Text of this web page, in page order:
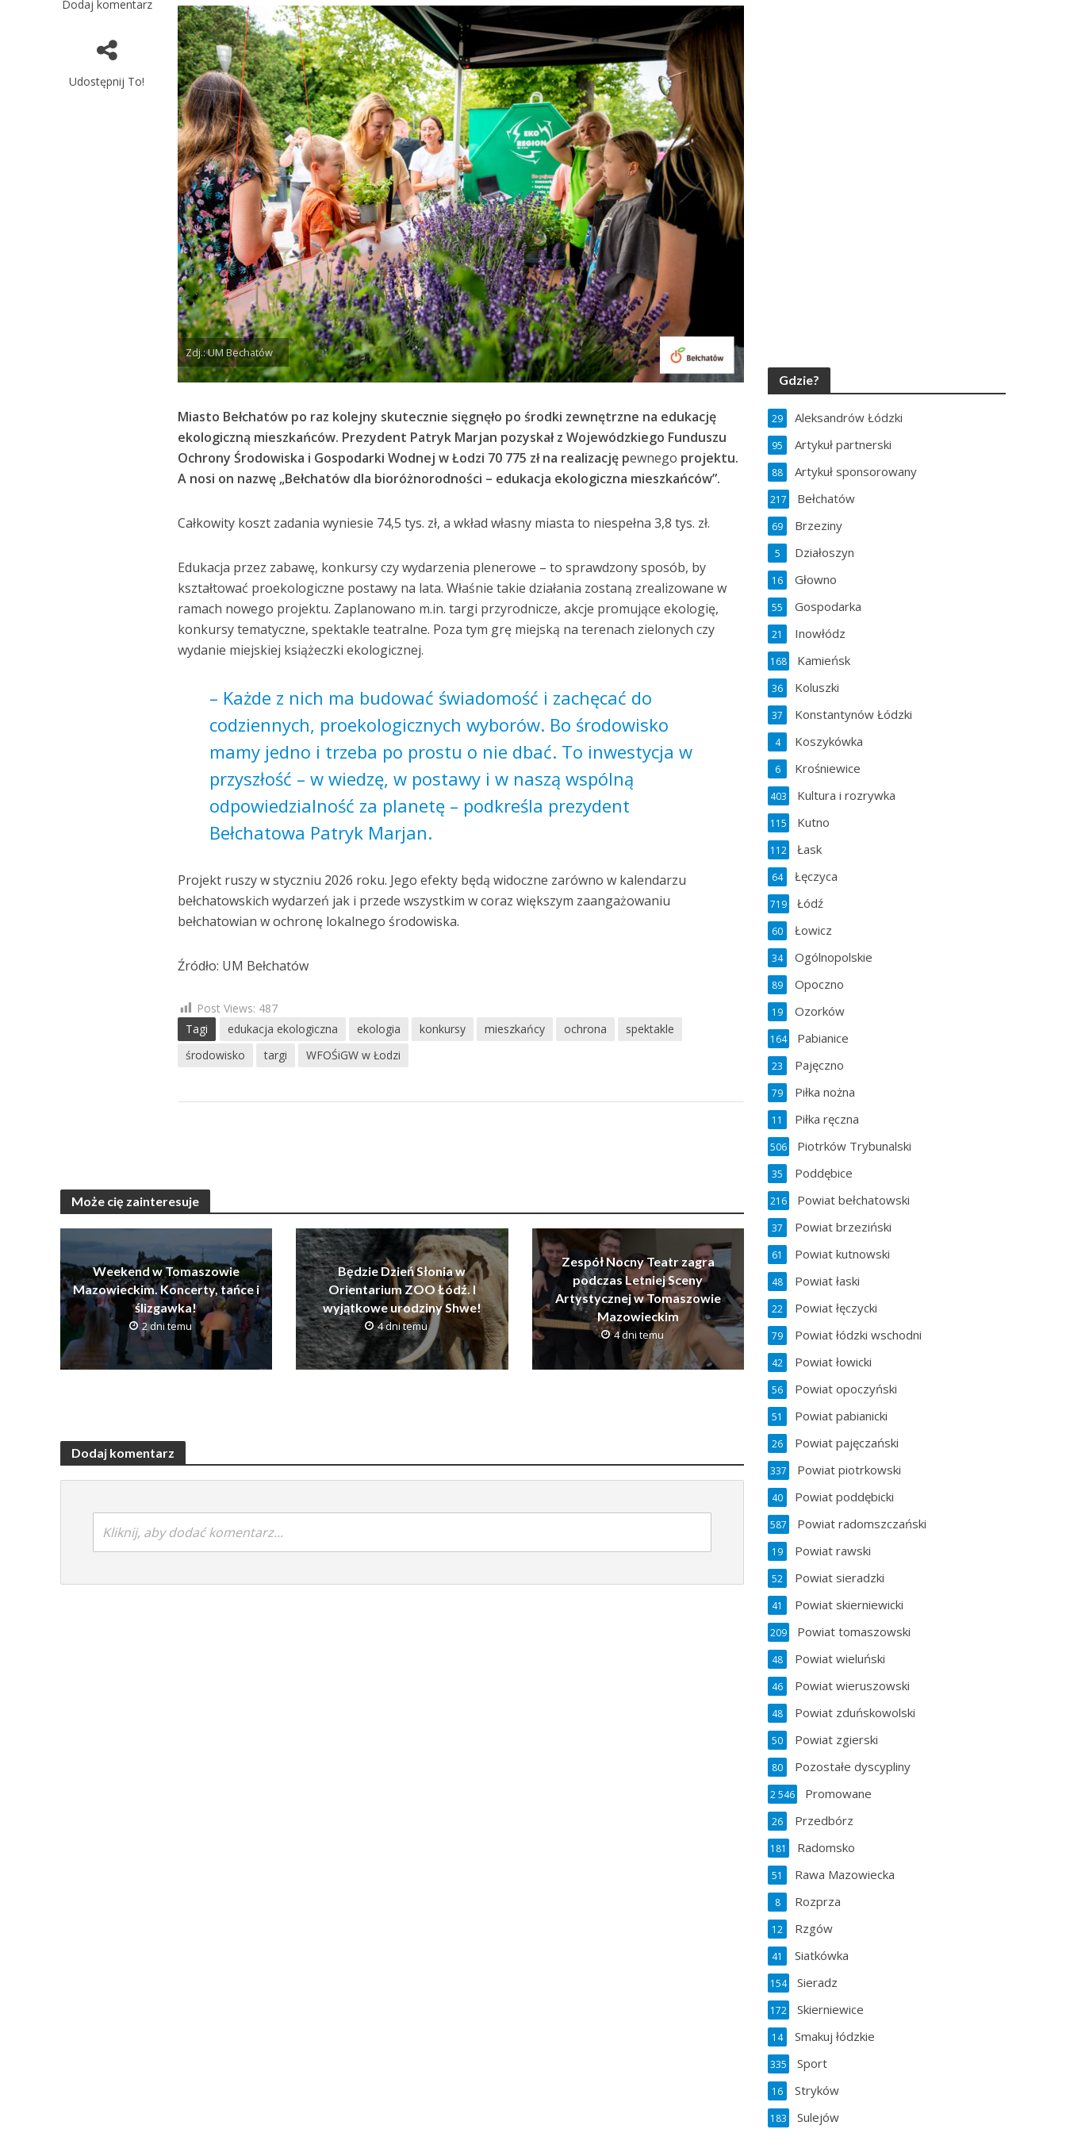
Dodaj komentarz
Udostępnij To!
Zdj.: UM Bechatów
Miasto Bełchatów po raz kolejny skutecznie sięgnęło po środki zewnętrzne na edukację
ekologiczną mieszkańców. Prezydent Patryk Marjan pozyskał z Wojewódzkiego Funduszu
Ochrony Środowiska i Gospodarki Wodnej w Łodzi 70 775 zł na realizację pewnego projektu.
A nosi on nazwę „Bełchatów dla bioróżnorodności – edukacja ekologiczna mieszkańców”.
Całkowity koszt zadania wyniesie 74,5 tys. zł, a wkład własny miasta to niespełna 3,8 tys. zł.
Edukacja przez zabawę, konkursy czy wydarzenia plenerowe – to sprawdzony sposób, by
kształtować proekologiczne postawy na lata. Właśnie takie działania zostaną zrealizowane w
ramach nowego projektu. Zaplanowano m.in. targi przyrodnicze, akcje promujące ekologię,
konkursy tematyczne, spektakle teatralne. Poza tym grę miejską na terenach zielonych czy
wydanie miejskiej książeczki ekologicznej.
– Każde z nich ma budować świadomość i zachęcać do
codziennych, proekologicznych wyborów. Bo środowisko
mamy jedno i trzeba po prostu o nie dbać. To inwestycja w
przyszłość – w wiedzę, w postawy i w naszą wspólną
odpowiedzialność za planetę – podkreśla prezydent
Bełchatowa Patryk Marjan.
Projekt ruszy w styczniu 2026 roku. Jego efekty będą widoczne zarówno w kalendarzu
bełchatowskich wydarzeń jak i przede wszystkim w coraz większym zaangażowaniu
bełchatowian w ochronę lokalnego środowiska.
Źródło: UM Bełchatów
Post Views: 487
Tagi
edukacja ekologiczna ekologia konkursy mieszkańcy ochrona
spektakle
środowisko
targi WFOŚiGW w Łodzi
Może cię zainteresuje
Weekend w Tomaszowie
Mazowieckim. Koncerty, tańce i
ślizgawka!
2 dni temu
Będzie Dzień Słonia w
Orientarium ZOO Łódź. I
wyjątkowe urodziny Shwe!
4 dni temu
Zespół Nocny Teatr zagra
podczas Letniej Sceny
Artystycznej w Tomaszowie
Mazowieckim
4 dni temu
Dodaj komentarz
Kliknij, aby dodać komentarz...
Gdzie?
Aleksandrów Łódzki
29
Artykuł partnerski
95
Artykuł sponsorowany
88
Bełchatów
217
Brzeziny
69
Działoszyn
5
Głowno
16
Gospodarka
55
Inowłódz
21
Kamieńsk
168
Koluszki
36
Konstantynów Łódzki
37
Koszykówka
4
Krośniewice
6
Kultura i rozrywka
403
Kutno
115
Łask
112
Łęczyca
64
Łódź
719
Łowicz
60
Ogólnopolskie
34
Opoczno
89
Ozorków
19
Pabianice
164
Pajęczno
23
Piłka nożna
79
Piłka ręczna
11
Piotrków Trybunalski
506
Poddębice
35
Powiat bełchatowski
216
Powiat brzeziński
37
Powiat kutnowski
61
Powiat łaski
48
Powiat łęczycki
22
Powiat łódzki wschodni
79
Powiat łowicki
42
Powiat opoczyński
56
Powiat pabianicki
51
Powiat pajęczański
26
Powiat piotrkowski
337
Powiat poddębicki
40
Powiat radomszczański
587
Powiat rawski
19
Powiat sieradzki
52
Powiat skierniewicki
41
Powiat tomaszowski
209
Powiat wieluński
48
Powiat wieruszowski
46
Powiat zduńskowolski
48
Powiat zgierski
50
Pozostałe dyscypliny
80
Promowane
2 546
Przedbórz
26
Radomsko
181
Rawa Mazowiecka
51
Rozprza
8
Rzgów
12
Siatkówka
41
Sieradz
154
Skierniewice
172
Smakuj łódzkie
14
Sport
335
Stryków
16
Sulejów
183